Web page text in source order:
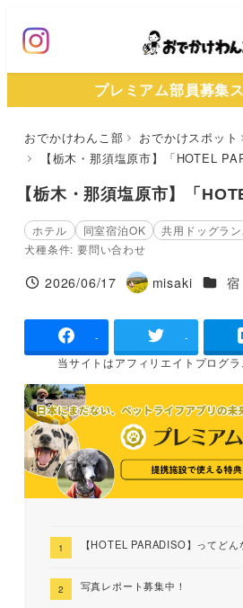
ン
プレミアム部員募集
おでかけわんこ部 おでかけスポット
【栃木・那須塩原市】「HOTEL
【栃木・那須塩原市】「
ホテル 同室宿泊OK
共用ドッグラン
犬種条件: 要問い合わせ
投稿日
2026/06/17
著
misaki 施設宿
- -
当サイトはアフィリエイトプログ
【HOTEL PARADISO】ってどん
写真レポート募集中！